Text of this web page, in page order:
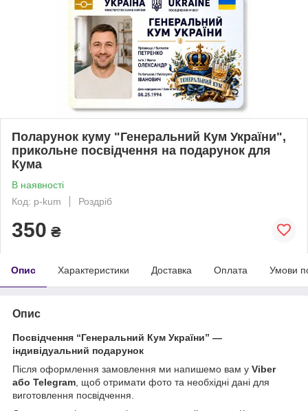
Поларунок куму "Генеральний Кум України",
прикольне посвідчення на подарунок для
Кума
В наявності
Код: p-kum
Роздріб
350 ₴
Опис Характеристики Доставка Оплата Умови
Опис
Посвідчення “Генеральний Кум України” —
індивідуальний подарунок
Після оформлення замовлення ми напишемо вам у Viber
або Telegram , щоб отримати фото та необхідні дані для
виготовлення посвідчення.